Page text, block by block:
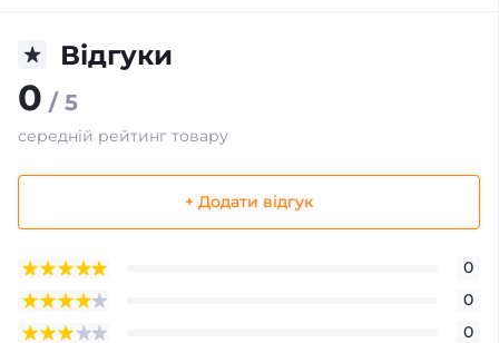
Відгуки
0 / 5
середній рейтинг товару
+ Додати відгук
0
0
0